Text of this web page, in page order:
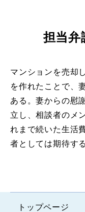
担当弁
マンションを売却
を作れたことで、
ある。妻からの慰
立し、相談者のメ
れまで続いた生活
者としては期待す
トップページ